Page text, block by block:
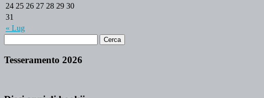
« Lug
24 25 26 27 28 29 30
31
Tesseramento 2026